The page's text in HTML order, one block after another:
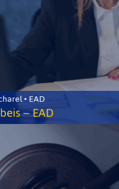
• EAD
– EAD